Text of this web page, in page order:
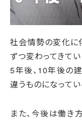
社会情勢の変化に
ずつ変わってきてい
5年後、10年後の
違うものになってい
また、今後は働